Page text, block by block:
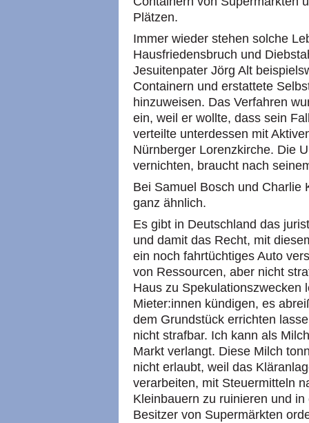
Plätzen.
Immer wieder stehen solche
Hausfriedensbruch und
Jesuitenpater Jörg Alt
Containern und erstattete
hinzuweisen. Das Verfahren
ein, weil er wollte, dass sein
verteilte unterdessen mit
Nürnberger Lorenzkirche. Die
vernichten, braucht nach
Bei Samuel Bosch und Charlie
ganz ähnlich.
Es gibt in Deutschland das
und damit das Recht, mit
ein noch fahrtüchtiges Auto
von Ressourcen, aber nicht
Haus zu Spekulationszwecken
Mieter:innen kündigen, es
dem Grundstück errichten
nicht strafbar. Ich kann als
Markt verlangt. Diese Milch
nicht erlaubt, weil das
verarbeiten, mit Steuermitteln
Kleinbauern zu ruinieren und
Besitzer von Supermärkten